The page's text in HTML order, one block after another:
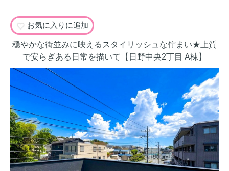
お気に入りに追加
穏やかな街並みに映えるスタイリッシュな佇まい★上質
で安らぎある日常を描いて【日野中央2丁目 A棟】